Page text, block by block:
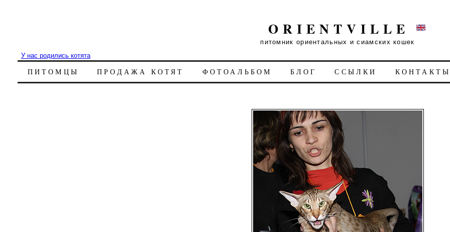
ORIENTVILLE
питомник ориентальных и сиамских кошек
У нас родились котята
ПИТОМЦЫ ПРОДАЖА КОТЯТ ФОТОАЛЬБОМ БЛОГ ССЫЛКИ КОНТАКТЫ